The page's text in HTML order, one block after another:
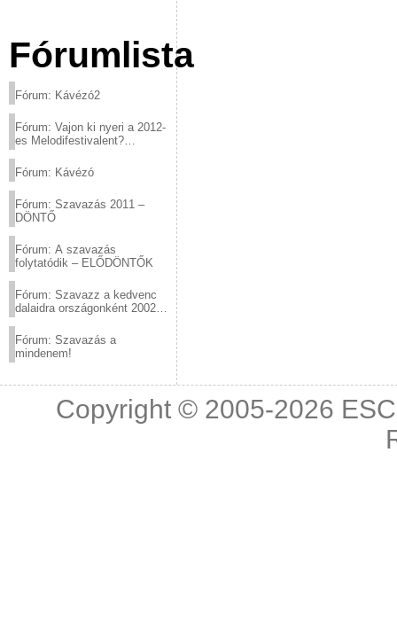
Fórumlista
Fórum: Kávézó2
Fórum: Vajon ki nyeri a 2012-
es Melodifestivalent?
Fórum: Kávézó
Fórum: Szavazás 2011 –
DÖNTŐ
Fórum: A szavazás
folytatódik – ELŐDÖNTŐK
Fórum: Szavazz a kedvenc
dalaidra országonként 2002
Fórum: Szavazás a
mindenem!
Copyright © 2005-2026